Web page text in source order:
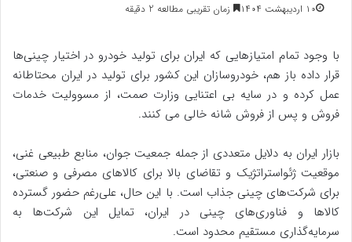
۱۰ اردیبهشت ۱۴۰۴ زمان تقریبی مطالعه 2 دقیقه
با وجود تمام امتیازهایی که ایران برای تولید خودرو در اختیار چینی‌ها
قرار داده باز هم، خودروسازان این کشور برای تولید در ایران محتاطانه
عمل کرده و در سایه بی اعتنایی وزارت صمت، از مسوولیت خدمات
فروش و پس از فروش شانه خالی می کنند.
بازار ایران به دلایل متعددی از جمله جمعیت جوان، منابع طبیعی غنی،
موقعیت ژئواستراتژیک و تقاضای بالا برای کالاهای مصرفی و صنعتی،
برای شرکت‌های چینی جذاب است. با این حال، علی‌رغم حضور گسترده
کالاها و فناوری‌های چینی در ایران، تمایل این شرکت‌ها به
سرمایه‌گذاری مستقیم محدود است.